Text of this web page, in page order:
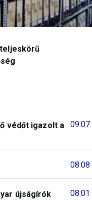
09:07
védőt igazolt a
08:08
08:01
újságírók